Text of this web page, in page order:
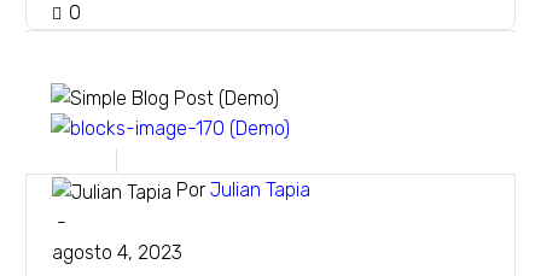
0
Por Julian Tapia
-
agosto 4, 2023